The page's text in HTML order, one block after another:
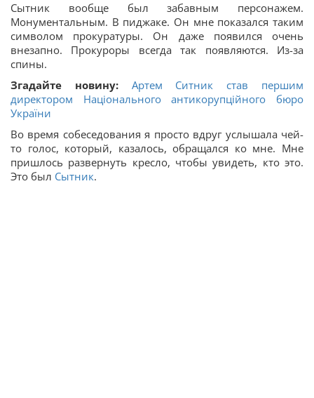
Сытник вообще был забавным персонажем.
Монументальным. В пиджаке. Он мне показался таким
символом прокуратуры. Он даже появился очень
внезапно. Прокуроры всегда так появляются. Из-за
спины.
Згадайте новину:
Артем Ситник став першим
директором Національного антикорупційного бюро
України
Во время собеседования я просто вдруг услышала чей-
то голос, который, казалось, обращался ко мне. Мне
пришлось развернуть кресло, чтобы увидеть, кто это.
Это был Сытник.